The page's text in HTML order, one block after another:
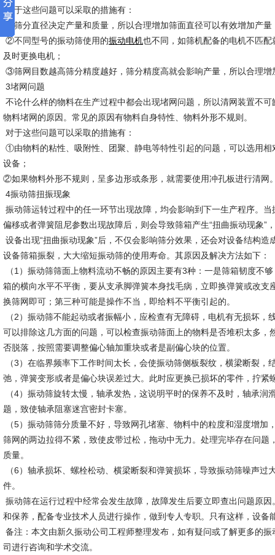
对于这些问题可以采取的措施有：
①筛分直径决定产量和质量，所以合理增加筛面直径可以有效增加产量
②不同型号的振动筛使用的振动电机也不同，如筛机配备的电机不匹
及时更换电机；
③筛网目数越高筛分精度越好，筛分精度高就会影响产量，所以合理
3堵网问题
不论什么样的物料在生产过程中都会出现堵网问题，所以清网装置不
物料堵网的原因。常见的原因有物料自身特性、物料外形不规则。
对于这些问题可以采取的措施有：
①由物料的粘性、吸附性、团聚、静电等特性引起的问题，可以选用
设备；
②如果物料外形不规则，呈多边形或条形，就需要使用冲孔板进行清网
4振动筛扭振现象
振动筛运转过程中的任一环节出现故障，均会影响到下一生产程序。
偏移或者弹簧阻尼参数出现故障后，则会导致筛箱产生“扭曲振动现象”
设备出现“扭曲振动现象”后，不仅会影响筛分效果，还会对设备结构
设备筛箱振裂，大大缩短振动筛的使用寿命。其原因及解决方法如下：
（1）振动筛筛面上物料流动不畅的原因主要有3种：一是筛箱韧度不
箱的横向水平不平衡，要从支承脚弹簧本身找毛病，立即换弹簧或改支
换筛网即可；第三种可能是操作不当，即给料不平衡引起的。
（2）振动筛不能起动或者振幅小，应检查有无障碍，电机有无损坏，
可以排除这几方面的问题，可以检查振动筛面上的物料是否堆积太多，
否脱落，按照需要调整偏心轴加重块或者是副偏心块的位置。
（3）在临界频率下工作时间太长，会使振动筛侧板裂纹，横梁断裂，
弛，弹簧变形或者是偏心块误差过大。此时应更换已损坏的零件，拧紧
（4）振动筛旋转太慢，轴承发热，这说明平时的保养不及时，轴承润
题，致使轴承阻塞迷宫密封卡塞。
（5）振动筛筛分质量不好，导致网孔堵塞、物料中的粒度和湿度增加
筛网的两边拉得不紧，致使皮带过松，拖动中无力。处理完毕存在问题
质量。
（6）轴承损坏、螺栓松动、横梁断裂和弹簧损坏，导致振动筛噪声过
件。
振动筛在运行过程中经常会发生故障，故障发生后要立即查出问题原因
和保养，配备专业技术人员进行操作，做到专人专职。只有这样，设备
备注：本文由新久振动公司工程师整理发布，如有疑问或了解更多的
司进行咨询和学术交流。